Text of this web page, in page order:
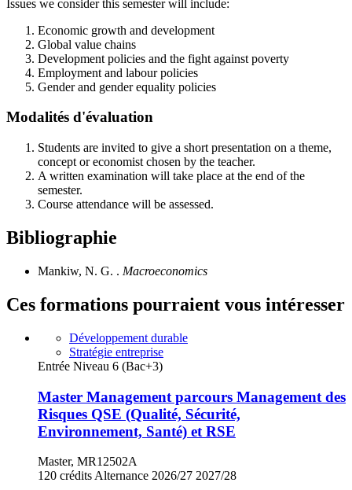
Issues we consider this semester will include:
Economic growth and development
Global value chains
Development policies and the fight against poverty
Employment and labour policies
Gender and gender equality policies
Modalités d'évaluation
Students are invited to give a short presentation on a theme,
concept or economist chosen by the teacher.
A written examination will take place at the end of the
semester.
Course attendance will be assessed.
Bibliographie
Mankiw, N. G. . Macroeconomics
Ces formations pourraient vous intéresser
Développement durable
Stratégie entreprise
Entrée Niveau 6 (Bac+3)
Master Management parcours Management des
Risques QSE (Qualité, Sécurité,
Environnement, Santé) et RSE
Master, MR12502A
120 crédits Alternance 2026/27 2027/28